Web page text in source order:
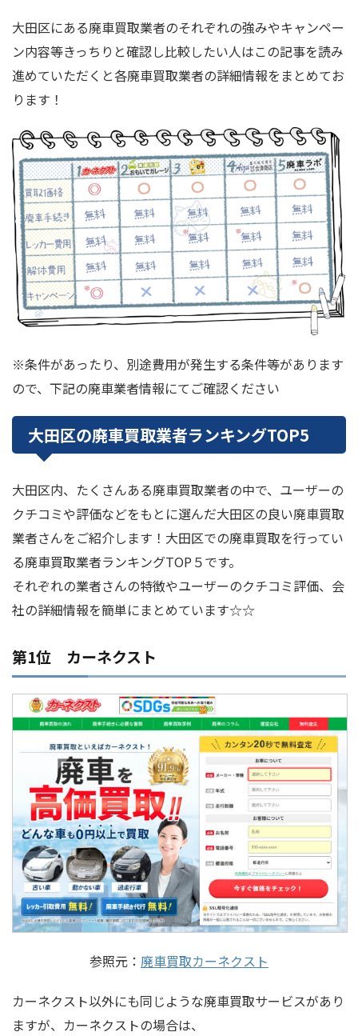
大田区にある廃車買取業者のそれぞれの強みやキャンペー
ン内容等きっちりと確認し比較したい人はこの記事を読み
進めていただくと各廃車買取業者の詳細情報をまとめてお
ります！
※条件があったり、別途費用が発生する条件等があります
ので、下記の廃車業者情報にてご確認ください
大田区の廃車買取業者ランキングTOP5
大田区内、たくさんある廃車買取業者の中で、ユーザーの
クチコミや評価などをもとに選んだ大田区の良い廃車買取
業者さんをご紹介します！大田区での廃車買取を行ってい
る廃車買取業者ランキングTOP５です。
それぞれの業者さんの特徴やユーザーのクチコミ評価、会
社の詳細情報を簡単にまとめています☆☆
第1位 カーネクスト
参照元： 廃車買取カーネクスト
カーネクスト以外にも同じような廃車買取サービスがあり
ますが、カーネクストの場合は、